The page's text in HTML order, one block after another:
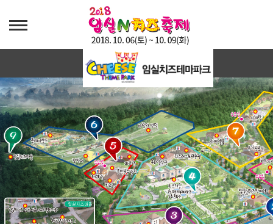
행사장안내